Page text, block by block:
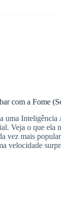
com a Fome
uma
Veja o que ela
vez mais
velocidade